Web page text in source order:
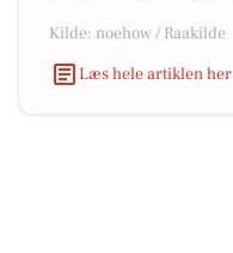
Kilde: noehow / Raakilde
Læs hele artiklen her